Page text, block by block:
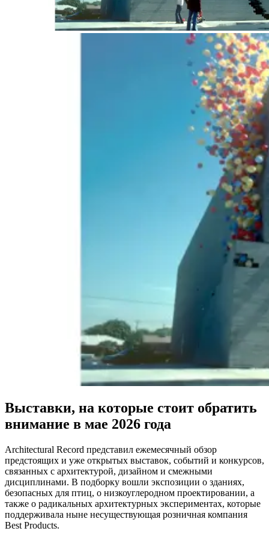
Выставки, на которые стоит обратить
внимание в мае 2026 года
Architectural Record представил ежемесячный обзор
предстоящих и уже открытых выставок, событий и конкурсов,
связанных с архитектурой, дизайном и смежными
дисциплинами. В подборку вошли экспозиции о зданиях,
безопасных для птиц, о низкоуглеродном проектировании, а
также о радикальных архитектурных экспериментах, которые
поддерживала ныне несуществующая розничная компания
Best Products.